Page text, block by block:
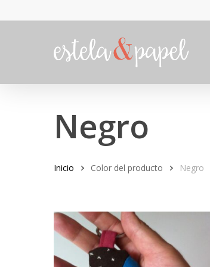
to
Negro
Inicio Color del producto Negro